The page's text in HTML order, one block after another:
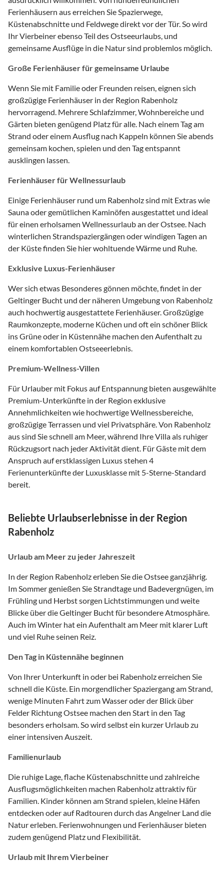
Ferienhäusern aus erreichen Sie Spazierwege,
Küstenabschnitte und Feldwege direkt vor der Tür. So wird
Ihr Vierbeiner ebenso Teil des Ostseeurlaubs, und
gemeinsame Ausflüge in die Natur sind problemlos möglich.
Große Ferienhäuser für gemeinsame Urlaube
Wenn Sie mit Familie oder Freunden reisen, eignen sich
großzügige Ferienhäuser in der Region Rabenholz
hervorragend. Mehrere Schlafzimmer, Wohnbereiche und
Gärten bieten genügend Platz für alle. Nach einem Tag am
Strand oder einem Ausflug nach Kappeln können Sie abends
gemeinsam kochen, spielen und den Tag entspannt
ausklingen lassen.
Ferienhäuser für Wellnessurlaub
Einige Ferienhäuser rund um Rabenholz sind mit Extras wie
Sauna oder gemütlichen Kaminöfen ausgestattet und ideal
für einen erholsamen Wellnessurlaub an der Ostsee. Nach
winterlichen Strandspaziergängen oder windigen Tagen an
der Küste finden Sie hier wohltuende Wärme und Ruhe.
Exklusive Luxus-Ferienhäuser
Wer sich etwas Besonderes gönnen möchte, findet in der
Geltinger Bucht und der näheren Umgebung von Rabenholz
auch hochwertig ausgestattete Ferienhäuser. Großzügige
Raumkonzepte, moderne Küchen und oft ein schöner Blick
ins Grüne oder in Küstennähe machen den Aufenthalt zu
einem komfortablen Ostseeerlebnis.
Premium-Wellness-Villen
Für Urlauber mit Fokus auf Entspannung bieten ausgewählte
Premium-Unterkünfte in der Region exklusive
Annehmlichkeiten wie hochwertige Wellnessbereiche,
großzügige Terrassen und viel Privatsphäre. Von Rabenholz
aus sind Sie schnell am Meer, während Ihre Villa als ruhiger
Rückzugsort nach jeder Aktivität dient. Für Gäste mit dem
Anspruch auf erstklassigen Luxus stehen 4
Ferienunterkünfte der Luxusklasse mit 5-Sterne-Standard
bereit.
Beliebte Urlaubserlebnisse in der Region
Rabenholz
Urlaub am Meer zu jeder Jahreszeit
In der Region Rabenholz erleben Sie die Ostsee ganzjährig.
Im Sommer genießen Sie Strandtage und Badevergnügen, im
Frühling und Herbst sorgen Lichtstimmungen und weite
Blicke über die Geltinger Bucht für besondere Atmosphäre.
Auch im Winter hat ein Aufenthalt am Meer mit klarer Luft
und viel Ruhe seinen Reiz.
Den Tag in Küstennähe beginnen
Von Ihrer Unterkunft in oder bei Rabenholz erreichen Sie
schnell die Küste. Ein morgendlicher Spaziergang am Strand,
wenige Minuten Fahrt zum Wasser oder der Blick über
Felder Richtung Ostsee machen den Start in den Tag
besonders erholsam. So wird selbst ein kurzer Urlaub zu
einer intensiven Auszeit.
Familienurlaub
Die ruhige Lage, flache Küstenabschnitte und zahlreiche
Ausflugsmöglichkeiten machen Rabenholz attraktiv für
Familien. Kinder können am Strand spielen, kleine Häfen
entdecken oder auf Radtouren durch das Angelner Land die
Natur erleben. Ferienwohnungen und Ferienhäuser bieten
zudem genügend Platz und Flexibilität.
Urlaub mit Ihrem Vierbeiner